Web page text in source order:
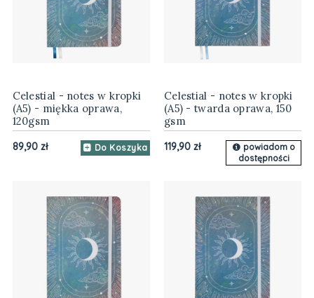
Celestial - notes w kropki
(A5) - miękka oprawa,
120gsm
89,90 zł Do Koszyka
Celestial - notes w kropki
(A5) - twarda oprawa, 150
gsm
119,90 zł
powiadom o
dostępności